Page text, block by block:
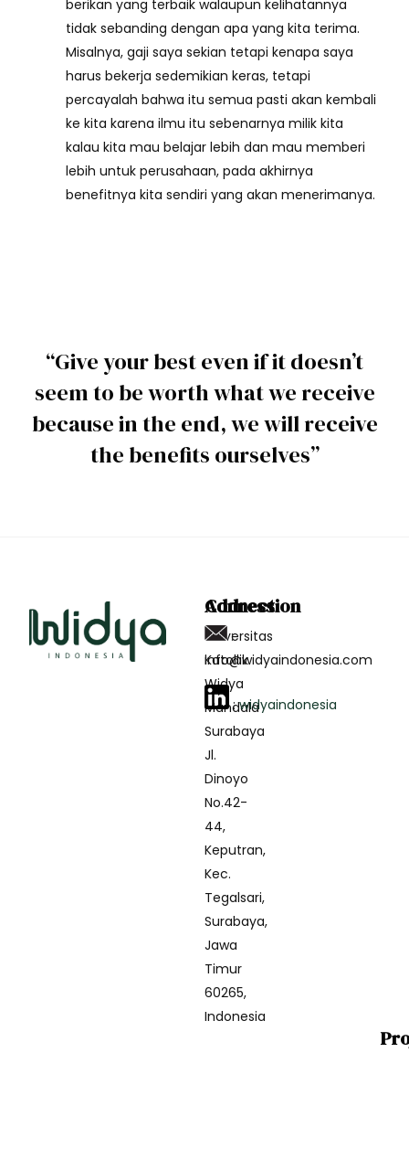
berikan yang terbaik walaupun kelihatannya
tidak sebanding dengan apa yang kita terima.
Misalnya, gaji saya sekian tetapi kenapa saya
harus bekerja sedemikian keras, tetapi
percayalah bahwa itu semua pasti akan kembali
ke kita karena ilmu itu sebenarnya milik kita
kalau kita mau belajar lebih dan mau memberi
lebih untuk perusahaan, pada akhirnya
benefitnya kita sendiri yang akan menerimanya.
“Give your best even if it doesn’t
seem to be worth what we receive
because in the end, we will receive
the benefits ourselves”
Address
Universitas
Katollik
Widya
Mandala
Surabaya
Jl.
Dinoyo
No.42-
44,
Keputran,
Kec.
Tegalsari,
Surabaya,
Jawa
Timur
60265,
Indonesia
Connection
:
info@widyaindonesia.com
:widyaindonesia